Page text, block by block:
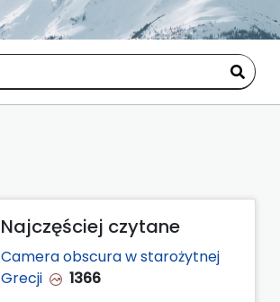
Najczęściej czytane
Camera obscura w starożytnej
Grecji
1366